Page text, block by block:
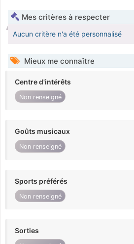
Mes critères à respecter
Aucun critère n'a été personnalisé
Mieux me connaître
Centre d'intérêts
Non renseigné
Goûts musicaux
Non renseigné
Sports préférés
Non renseigné
Sorties